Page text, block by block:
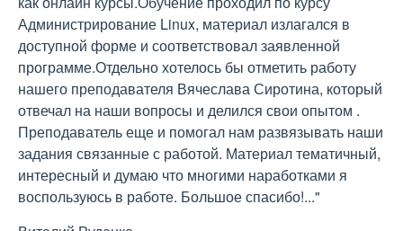
Администрирование Linux, материал излагался в
доступной форме и соответствовал заявленной
программе.Отдельно хотелось бы отметить работу
нашего преподавателя Вячеслава Сиротина, который
отвечал на наши вопросы и делился свои опытом .
Преподаватель еще и помогал нам развязывать наши
задания связанные с работой. Материал тематичный,
интересный и думаю что многими наработками я
воспользуюсь в работе. Большое спасибо!..."